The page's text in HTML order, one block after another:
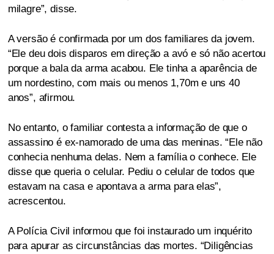
milagre”, disse.
A versão é confirmada por um dos familiares da jovem.
“Ele deu dois disparos em direção a avó e só não acertou
porque a bala da arma acabou. Ele tinha a aparência de
um nordestino, com mais ou menos 1,70m e uns 40
anos”, afirmou.
No entanto, o familiar contesta a informação de que o
assassino é ex-namorado de uma das meninas. “Ele não
conhecia nenhuma delas. Nem a família o conhece. Ele
disse que queria o celular. Pediu o celular de todos que
estavam na casa e apontava a arma para elas”,
acrescentou.
A Polícia Civil informou que foi instaurado um inquérito
para apurar as circunstâncias das mortes. “Diligências